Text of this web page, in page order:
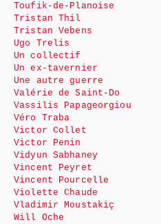
Toufik-de-Planoise
Tristan Thil
Tristan Vebens
Ugo Trelis
Un collectif
Un ex-tavernier
Une autre guerre
Valérie de Saint-Do
Vassilis Papageorgiou
Véro Traba
Victor Collet
Victor Penin
Vidyun Sabhaney
Vincent Peyret
Vincent Pourcelle
Violette Chaude
Vladimir Moustakiç
Will Oche